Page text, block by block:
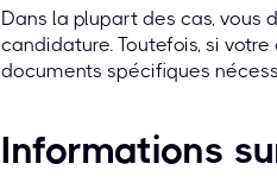
Dans la plupart des cas,
candidature. Toutefois, si
documents spécifiques
Informations